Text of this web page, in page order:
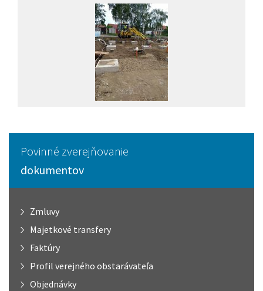
Povinné zverejňovanie
dokumentov
Zmluvy
Majetkové transfery
Faktúry
Profil verejného obstarávateľa
Objednávky